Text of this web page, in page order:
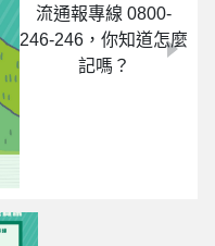
流通報專線 0800-
246-246，你知道怎麼
記嗎？